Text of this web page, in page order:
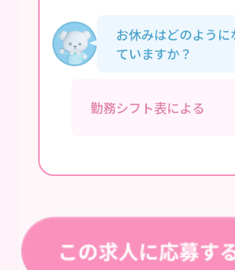
お休みはどのように
ていますか？
勤務シフト表による